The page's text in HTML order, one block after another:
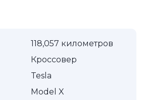
118,057 километров
Кроссовер
Tesla
Model X